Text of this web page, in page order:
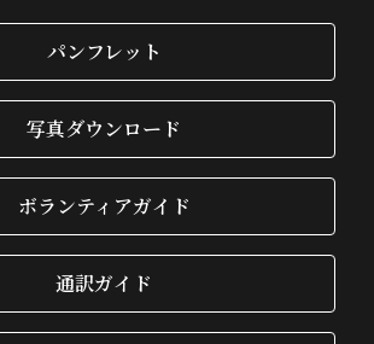
パンフレット
写真ダウンロード
ボランティアガイド
通訳ガイド